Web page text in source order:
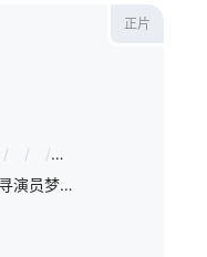
正片
/ / / 张敬幸
小雅和慧慧是两个90后女孩，为了追寻演员梦俩人来到北京。在北京他们遇到了各种各样的诱惑，每个看似不真实的故事都发生在他们身上。生活所迫，慧慧逐渐堕落，却落得一场空，最后委身嫁给一新加坡老头却遭遇老婆原